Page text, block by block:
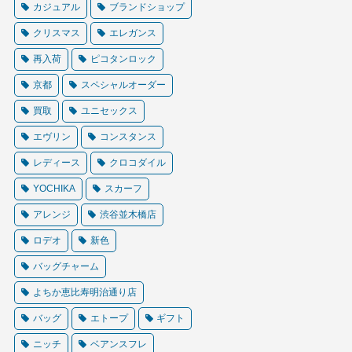
カジュアル ブランドショップ
クリスマス エレガンス
再入荷 ピコタンロック
京都 スペシャルオーダー
買取 ユニセックス
エヴリン コンスタンス
レディース クロコダイル
YOCHIKA スカーフ
アレンジ 渋谷並木橋店
ロデオ 新色
バッグチャーム
よちか恵比寿明治通り店
バッグ エトープ ギフト
ニッチ ベアンスフレ